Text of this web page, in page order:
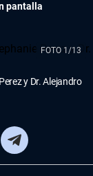
pantalla
FOTO 1/13
y Dr. Alejandro